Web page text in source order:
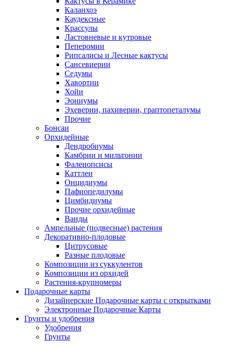
Каланхоэ
Каудексные
Крассулы
Ластовневые и кутровые
Пеперомии
Рипсалисы и Лесные кактусы
Сансевиерии
Седумы
Хавортии
Хойи
Эониумы
Эхеверии, пахиверии, граптопеталумы
Прочие
Бонсаи
Орхидейные
Дендробиумы
Камбрии и мильтонии
Фаленопсисы
Каттлеи
Онцидиумы
Пафиопедилумы
Цимбидиумы
Прочие орхидейные
Ванды
Ампельные (подвесные) растения
Декоративно-плодовые
Цитрусовые
Разные плодовые
Композиции из суккулентов
Композиции из орхидей
Растения-крупномеры
Подарочные карты
Дизайнерские Подарочные карты с открытками
Электронные Подарочные Карты
Грунты и удобрения
Удобрения
Грунты